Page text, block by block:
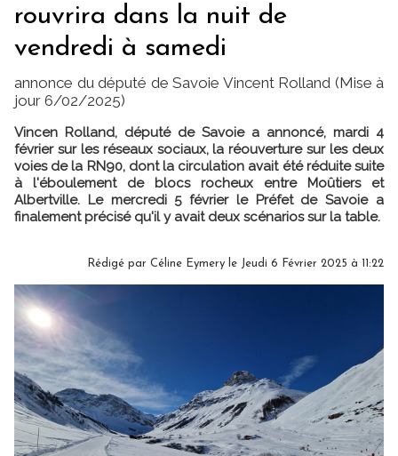
rouvrira dans la nuit de
vendredi à samedi
annonce du député de Savoie Vincent Rolland (Mise à
jour 6/02/2025)
Vincen Rolland, député de Savoie a annoncé, mardi 4
février sur les réseaux sociaux, la réouverture sur les deux
voies de la RN90, dont la circulation avait été réduite suite
à l'éboulement de blocs rocheux entre Moûtiers et
Albertville. Le mercredi 5 février le Préfet de Savoie a
finalement précisé qu'il y avait deux scénarios sur la table.
Rédigé par Céline Eymery le Jeudi 6 Février 2025 à 11:22